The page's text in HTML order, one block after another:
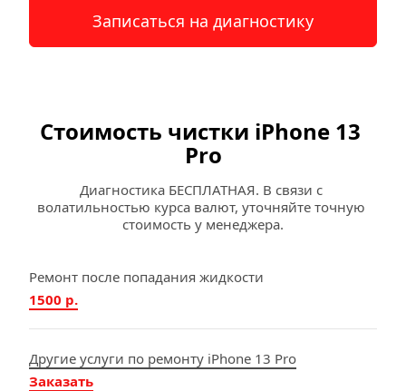
Записаться на диагностику
Стоимость чистки iPhone 13
Pro
Диагностика БЕСПЛАТНАЯ. В связи с
волатильностью курса валют, уточняйте точную
стоимость у менеджера.
Ремонт после попадания жидкости
1500 р.
Другие услуги по ремонту iPhone 13 Pro
Заказать